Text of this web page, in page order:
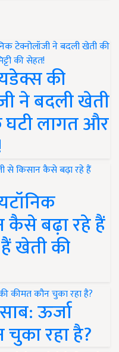
की
ने बदली खेती
घटी लागत और
कैसे बढ़ा रहे हैं
खेती की
ऊर्जा
चुका रहा है?